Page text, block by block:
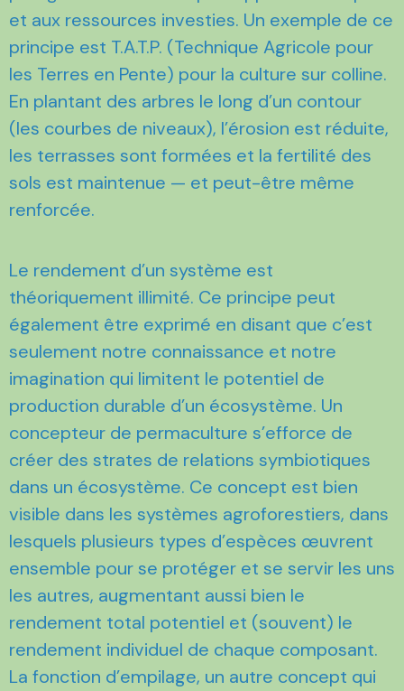
et aux ressources investies. Un exemple de ce
principe est T.A.T.P. (Technique Agricole pour
les Terres en Pente) pour la culture sur colline.
En plantant des arbres le long d’un contour
(les courbes de niveaux), l’érosion est réduite,
les terrasses sont formées et la fertilité des
sols est maintenue — et peut-être même
renforcée.
Le rendement d’un système est
théoriquement illimité. Ce principe peut
également être exprimé en disant que c’est
seulement notre connaissance et notre
imagination qui limitent le potentiel de
production durable d’un écosystème. Un
concepteur de permaculture s’efforce de
créer des strates de relations symbiotiques
dans un écosystème. Ce concept est bien
visible dans les systèmes agroforestiers, dans
lesquels plusieurs types d’espèces œuvrent
ensemble pour se protéger et se servir les uns
les autres, augmentant aussi bien le
rendement total potentiel et (souvent) le
rendement individuel de chaque composant.
La fonction d’empilage, un autre concept qui